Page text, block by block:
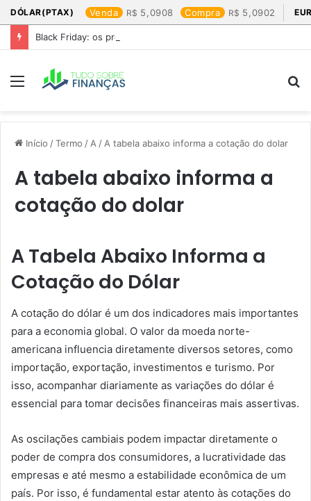
DÓLAR(PTAX) Venda 5,0908 Compra 5,0902
Black Friday: os produtos que mais valem a pena
Menu
Início /Termo / A / A tabela abaixo informa a cotação do dolar​
A tabela abaixo informa a
cotação do dolar​
A Tabela Abaixo Informa a
Cotação do Dólar
A cotação do dólar é um dos indicadores mais importantes
para a economia global. O valor da moeda norte-
americana influencia diretamente diversos setores, como
importação, exportação, investimentos e turismo. Por
isso, acompanhar diariamente as variações do dólar é
essencial para tomar decisões financeiras mais assertivas.
As oscilações cambiais podem impactar diretamente o
poder de compra dos consumidores, a lucratividade das
empresas e até mesmo a estabilidade econômica de um
país. Por isso, é fundamental estar atento às cotações do